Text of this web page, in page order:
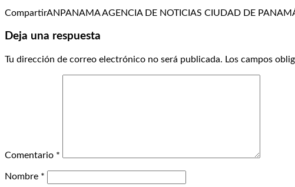
CompartirANPANAMA AGENCIA DE NOTICIAS CIUDAD DE
Deja una respuesta
Tu dirección de correo electrónico no será publicada. Los campos
Comentario *
Nombre *